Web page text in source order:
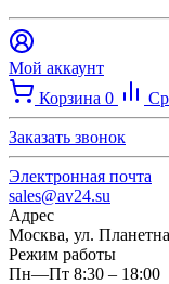
Мой аккаунт
Корзина 0
Заказать звонок
Электронная почта
sales@av24.su
Адрес
Москва, ул.
Режим работы
Пн—Пт 8:30 – 18:00